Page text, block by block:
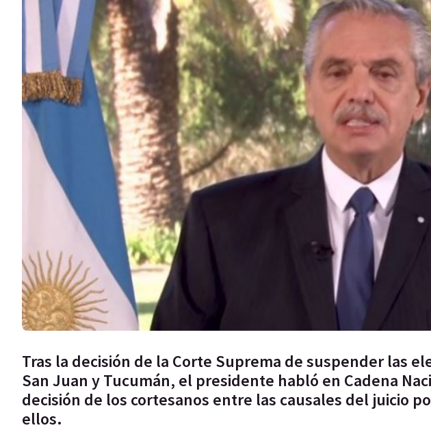
Tras la decisión de la Corte Suprema de suspender las
San Juan y Tucumán, el presidente habló en Cadena
decisión de los cortesanos entre las causales del juicio
ellos.